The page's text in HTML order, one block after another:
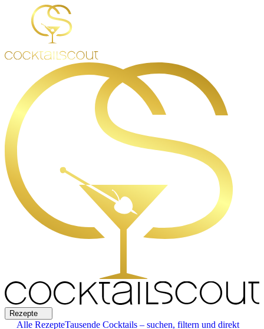
Rezepte
Alle RezepteTausende Cocktails – suchen, filtern und direkt